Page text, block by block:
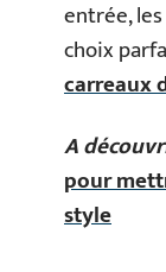
entrée,
choix
carreaux
A
pour
style